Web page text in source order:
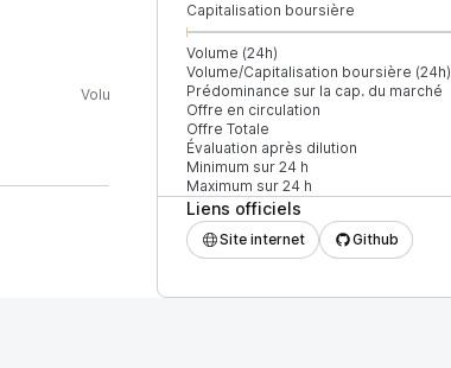
Capitalisation boursière
Volume (24h)
Volume/Capitalisation boursière (24h)
Prédominance sur la cap. du marché
Offre en circulation
Offre Totale
Évaluation après dilution
Minimum sur 24 h
Maximum sur 24 h
Liens officiels
Site internet Github
Volume (24h) % du volume Confiance
100 % ÉLEVÉE